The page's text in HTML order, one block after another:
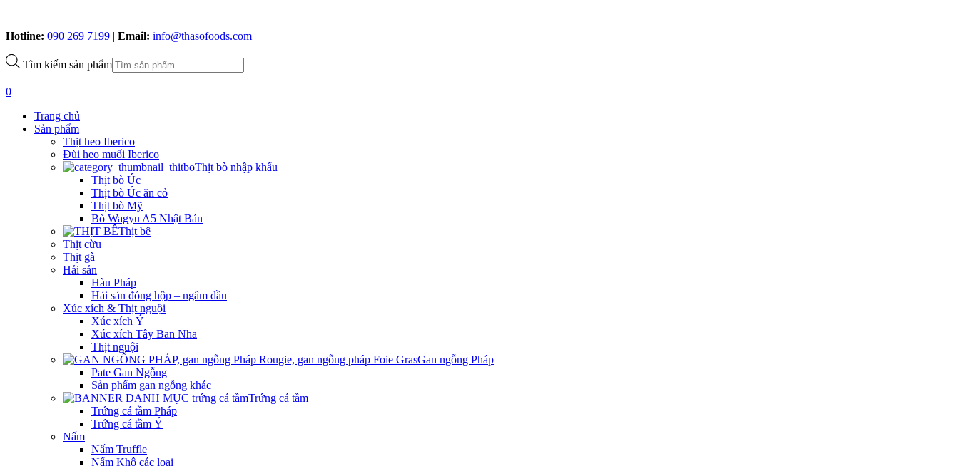
Hotline: 090 269 7199 | Email: info@thasofoods.com
Tìm kiếm sản phẩm
0
Trang chủ
Sản phẩm
Thịt heo Iberico
Đùi heo muối Iberico
Thịt bò nhập khẩu
Thịt bò Úc
Thịt bò Úc ăn cỏ
Thịt bò Mỹ
Bò Wagyu A5 Nhật Bản
Thịt bê
Thịt cừu
Thịt gà
Hải sản
Hàu Pháp
Hải sản đóng hộp – ngâm dầu
Xúc xích & Thịt nguội
Xúc xích Ý
Xúc xích Tây Ban Nha
Thịt nguội
Gan ngỗng Pháp
Pate Gan Ngỗng
Sản phẩm gan ngỗng khác
Trứng cá tầm
Trứng cá tầm Pháp
Trứng cá tầm Ý
Nấm
Nấm Truffle
Nấm Khô các loại